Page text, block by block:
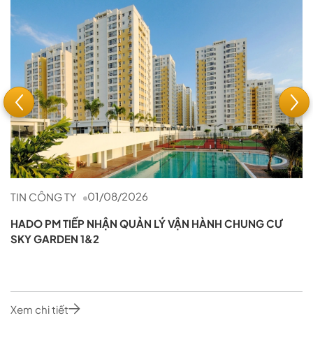
TIN CÔNG TY 01/08/2026
HADO PM TIẾP NHẬN QUẢN LÝ VẬN HÀNH CHUNG CƯ
SKY GARDEN 1&2
Xem chi tiết